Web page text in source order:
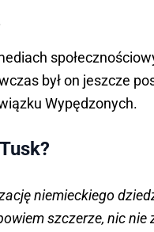
był on jeszcze
Wypędzonych.
niemieckiego
szczerze, nic nie